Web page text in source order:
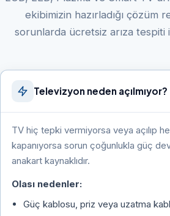
ekibimizin hazırladığı çözüm
sorunlarda ücretsiz arıza tespiti
Televizyon neden açılmıyor?
TV hiç tepki vermiyorsa veya açılıp
kapanıyorsa sorun çoğunlukla güç
anakart kaynaklıdır.
Olası nedenler:
Güç kablosu, priz veya uzatma